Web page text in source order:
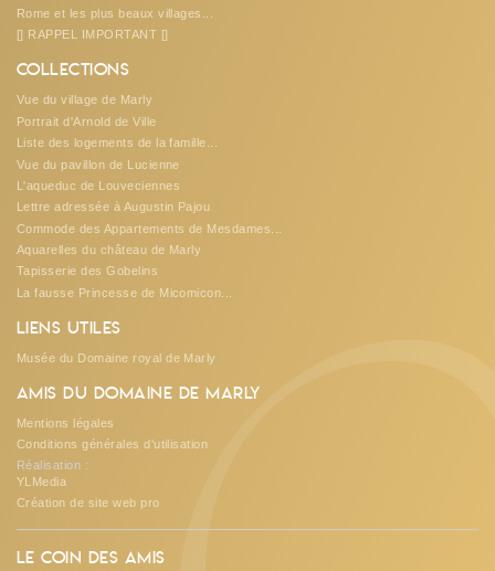
Rome et les plus beaux villages...
[] RAPPEL IMPORTANT []
Collections
Vue du village de Marly
Portrait d'Arnold de Ville
Liste des logements de la famille...
Vue du pavillon de Lucienne
L'aqueduc de Louveciennes
Lettre adressée à Augustin Pajou
Commode des Appartements de Mesdames...
Aquarelles du château de Marly
Tapisserie des Gobelins
La fausse Princesse de Micomicon...
Liens utiles
Musée du Domaine royal de Marly
Amis du Domaine de Marly
Mentions légales
Conditions générales d'utilisation
Réalisation :
YLMedia
Création de site web pro
Le coin des amis